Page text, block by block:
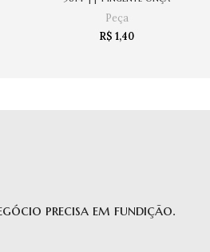
Peça
R$ 1,40
precisa em fundição.